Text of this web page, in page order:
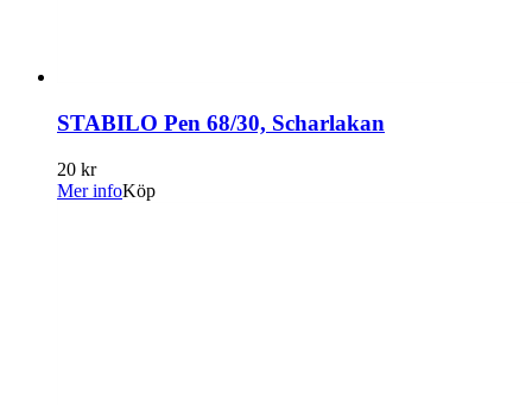
STABILO Pen 68/30, Scharlakan
20 kr
Mer infoKöp